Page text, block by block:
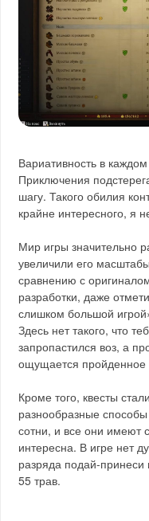
Вариативность в
Приключения
шагу. Такого обилия
крайне интересного, я
Мир игры значительно
увеличили его
сравнению с
разработки, даже
слишком большой
Здесь нет такого, что
запропастился воз, а
ощущается пройденное
Кроме того, квесты
разнообразные
сотни, и все они имеют
интересна. В игре нет
разряда подай-
55 трав.